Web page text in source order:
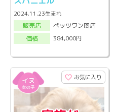
2024.11.23生まれ
販売店
ペッツワン関店
価格
384,000円
お気に入り